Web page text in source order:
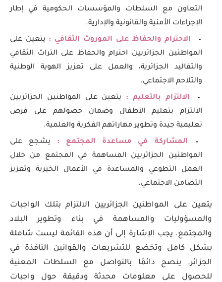
التعاون مع السلطات والمؤسسات الحكومية في إطار
الإجراءات الأمنية والقانونية والإدارية.
الاحترام والحفاظ على الموروث الثقافي : يتعين على
المواطنين الجزائريين احترام والحفاظ على التراث الثقافي
والتقاليد الجزائرية، والعمل على تعزيز الهوية الوطنية
والتلاحم الاجتماعي.
الالتزام بالتعليم : يتعين على المواطنين الجزائريين
الالتزام بتعليم الأطفال وضمان حصولهم على فرص
تعليمية جيدة وتطوير مهاراتهم الفكرية والعلمية.
المشاركة في مساعدة المجتمع : يشجع على
المواطنين الجزائريين المساهمة في المجتمع من خلال
العمل التطوعي والمساعدة في الأعمال الخيرية وتعزيز
التضامن الاجتماعي.
يتعين على المواطنين الجزائريين الالتزام بتلك الواجبات
والمسؤوليات والمساهمة في بناء وتطوير البلاد
والمجتمع. يجب الإشارة إلى أن هذه القائمة ليست شاملة
بشكل كامل وتخضع للتشريعات والقوانين النافذة في
الجزائر. ينصح دائمًا بالتواصل مع السلطات المعنية
للحصول على معلومات محدثة ودقيقة حول واجبات